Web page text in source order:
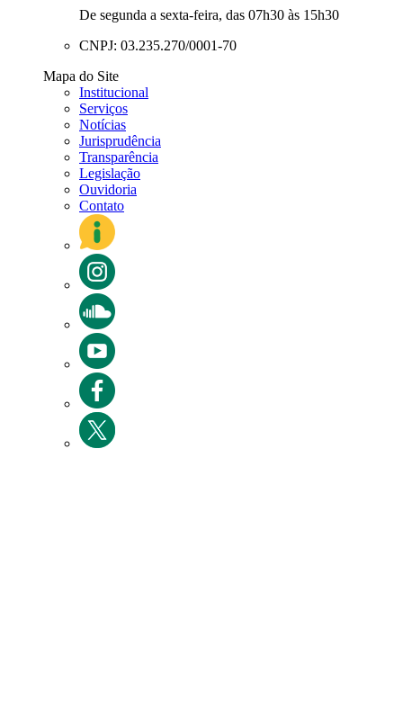
De segunda a sexta-feira, das 07h30 às 15h30
CNPJ: 03.235.270/0001-70
Mapa do Site
Institucional
Serviços
Notícias
Jurisprudência
Transparência
Legislação
Ouvidoria
Contato